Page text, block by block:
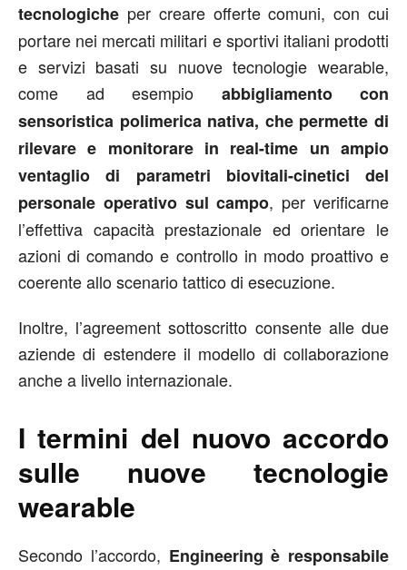
tecnologiche per creare offerte comuni, con cui
portare nei mercati militari e sportivi italiani prodotti
e servizi basati su nuove tecnologie wearable,
come ad esempio abbigliamento con
sensoristica polimerica nativa, che permette di
rilevare e monitorare in real-time un ampio
ventaglio di parametri biovitali-cinetici del
personale operativo sul campo, per verificarne
l’effettiva capacità prestazionale ed orientare le
azioni di comando e controllo in modo proattivo e
coerente allo scenario tattico di esecuzione.
Inoltre, l’agreement sottoscritto consente alle due
aziende di estendere il modello di collaborazione
anche a livello internazionale.
I termini del nuovo accordo
sulle nuove tecnologie
wearable
Secondo l’accordo, Engineering è responsabile